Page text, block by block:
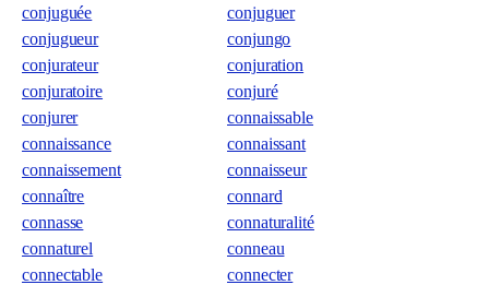
conjuguée
conjuguer
conjugueur
conjungo
conjurateur
conjuration
conjuratoire
conjuré
conjurer
connaissable
connaissance
connaissant
connaissement
connaisseur
connaître
connard
connasse
connaturalité
connaturel
conneau
connectable
connecter